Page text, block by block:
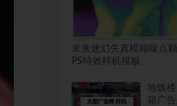
未来迷幻失真模糊噪点
PS特效样机模板
地铁
箱广